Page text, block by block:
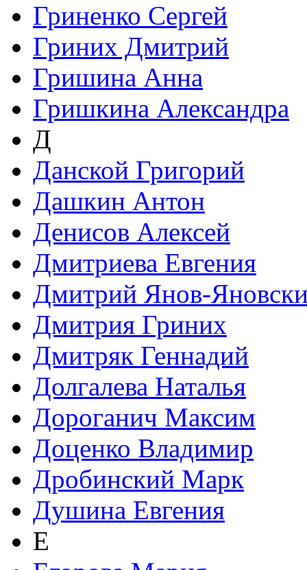
Гриненко Сергей
Гриних Дмитрий
Гришина Анна
Гришкина Александра
Д
Данской Григорий
Дашкин Антон
Денисов Алексей
Дмитриева Евгения
Дмитрий Янов-
Дмитрия Гриних
Дмитряк Геннадий
Долгалева Наталья
Дороганич Максим
Доценко Владимир
Дробинский Марк
Душина Евгения
Е